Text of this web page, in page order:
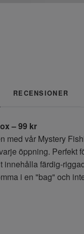
RECENSIONER
– 99 kr
med vår Mystery
öppning. Perfekt
innehålla färdig-
i en "bag" och